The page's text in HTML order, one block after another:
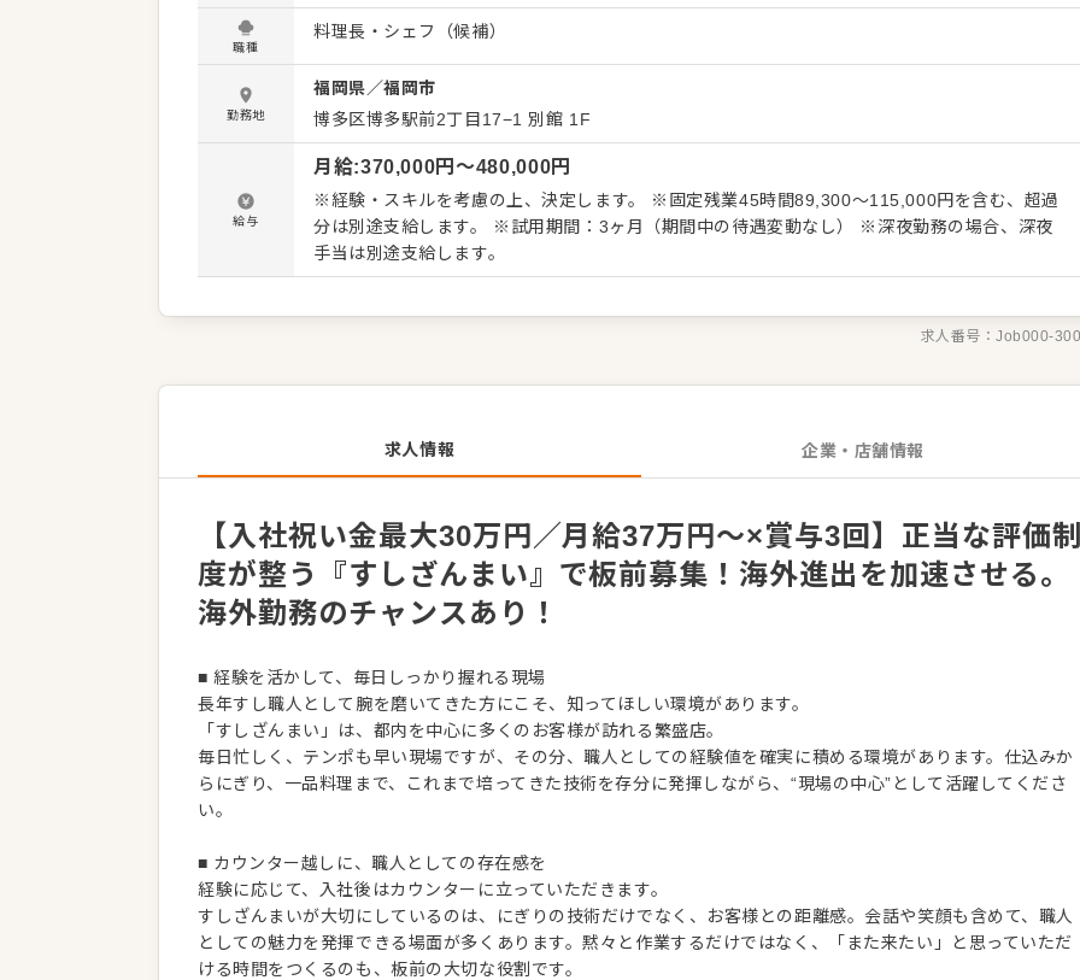
にぎり ・一品料理の調理 ・営業中の調理、現場対応 経験や技術レベルに応じて、入社後は早
い段階からカウンターに立っていただく想定です。毎日多くのお客様に向き合いながら、スピ
ード感を持って仕事に取り組むため、自然と現場対応力や技術の幅も広がっていきます。 ま
た、評価はにぎりや仕込みといった技術力だけでなく、周囲との連携や後輩への向き合い方な
ども含めて総合的に判断。現場を支える存在としての姿勢も、しっかりと見ています。 経験を
活かし、現場の中心として長く活躍したい方にふさわしいポジションです。
職種
料理長・シェフ（候補）
勤務地
福岡県／福岡市
博多区博多駅前2丁目17−1 別館 1F
給与
月給:370,000円〜480,000円
※経験・スキルを考慮の上、決定します。 ※固定残業45時間89,300～115,000円を含む、超過
分は別途支給します。 ※試用期間：3ヶ月（期間中の待遇変動なし） ※深夜勤務の場合、深夜
手当は別途支給します。
求人番号：Job000-
求人情報 企業・店舗情報
【入社祝い金最大30万円／月給37万円〜×賞与3回】正当な評価
度が整う『すしざんまい』で板前募集！海外進出を加速させる。
海外勤務のチャンスあり！
■ 経験を活かして、毎日しっかり握れる現場
長年すし職人として腕を磨いてきた方にこそ、知ってほしい環境があります。
「すしざんまい」は、都内を中心に多くのお客様が訪れる繁盛店。
毎日忙しく、テンポも早い現場ですが、その分、職人としての経験値を確実に積める環境があります。仕込みか
らにぎり、一品料理まで、これまで培ってきた技術を存分に発揮しながら、“現場の中心”として活躍してくださ
い。
■ カウンター越しに、職人としての存在感を
経験に応じて、入社後はカウンターに立っていただきます。
すしざんまいが大切にしているのは、にぎりの技術だけでなく、お客様との距離感。会話や笑顔も含めて、職人
としての魅力を発揮できる場面が多くあります。黙々と作業するだけではなく、「また来たい」と思っていただ
ける時間をつくるのも、板前の大切な役割です。